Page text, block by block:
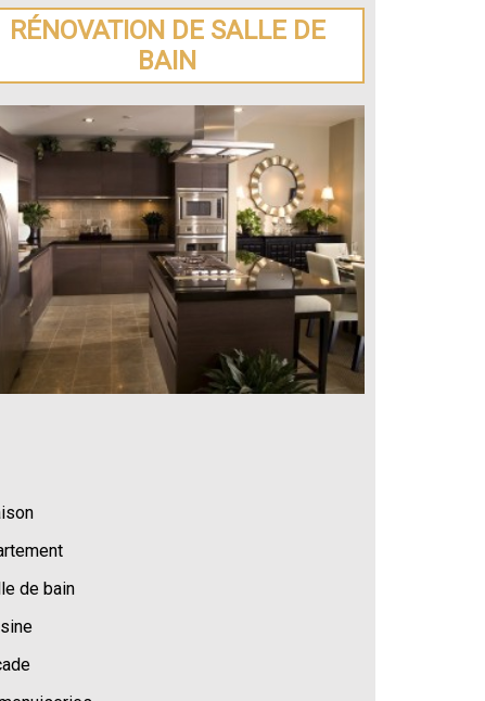
RÉNOVATION DE SALLE DE
BAIN
de bain